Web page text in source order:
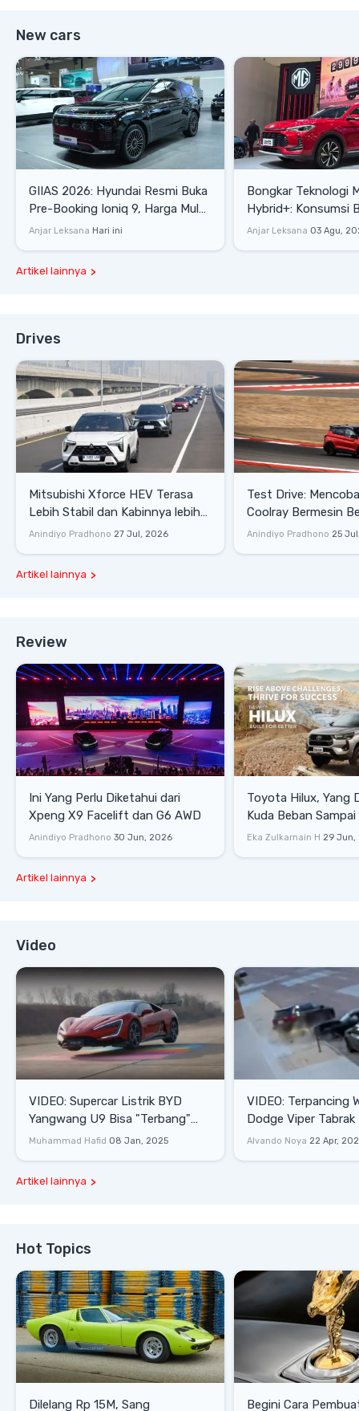
New cars
GIIAS 2026: Hyundai Resmi Buka
Pre-Booking Ioniq 9, Harga Mulai
Rp1,49 Miliar
Anjar Leksana Hari ini
Bongkar Teknologi
Hybrid+: Konsumsi
Tembus 27,7 Km/
Anjar Leksana 03 Agu,
Artikel lainnya
Drives
Mitsubishi Xforce HEV Terasa
Lebih Stabil dan Kabinnya lebih
Senyap
Anindiyo Pradhono 27 Jul, 2026
Test Drive: Mencoba Geely
Coolray Bermesin
di Sirkuit Mandalika
Anindiyo Pradhono 25
Artikel lainnya
Review
Ini Yang Perlu Diketahui dari
Xpeng X9 Facelift dan G6 AWD
Anindiyo Pradhono 30 Jun, 2026
Toyota Hilux, Yang
Kuda Beban
Lifestyle
Eka Zulkarnain H 29 Jun,
Artikel lainnya
Video
VIDEO: Supercar Listrik BYD
Yangwang U9 Bisa "Terbang"
Lewati Rintangan
Muhammad Hafid 08 Jan, 2025
VIDEO: Terpancing
Dodge Viper Tabrak
Saat Burnout
Alvando Noya 22 Apr,
Artikel lainnya
Hot Topics
Dilelang Rp 15M, Sang Begini Cara